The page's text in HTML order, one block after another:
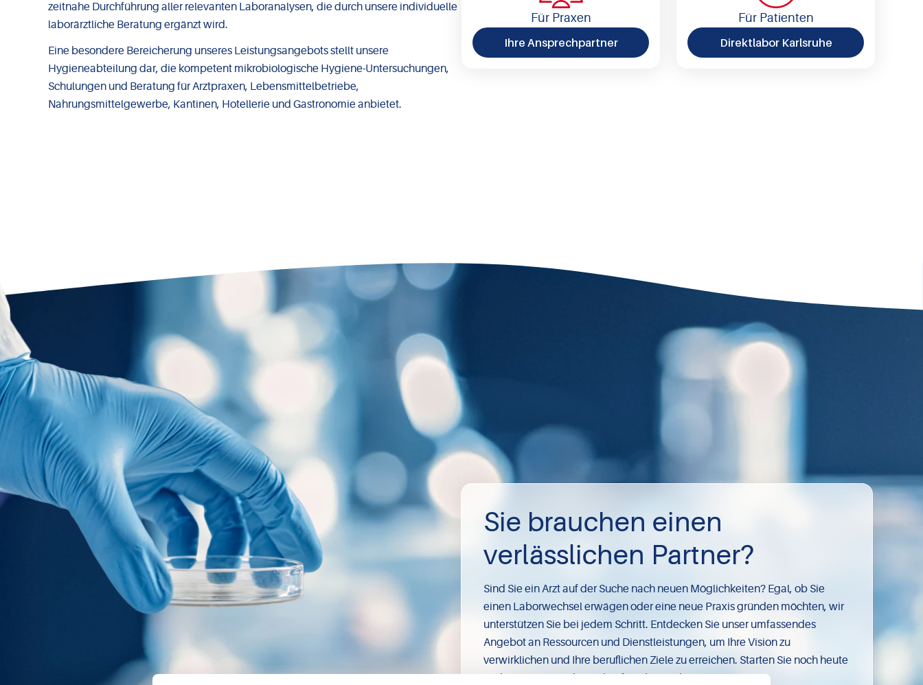
zeitnahe Durchführung aller relevanten Laboranalysen, die durch unsere individuelle
laborärztliche Beratung ergänzt wird.
Eine besondere Bereicherung unseres Leistungsangebots stellt unsere
Hygieneabteilung dar, die kompetent mikrobiologische Hygiene-Untersuchungen,
Schulungen und Beratung für Arztpraxen, Lebensmittelbetriebe,
Nahrungsmittelgewerbe, Kantinen, Hotellerie und Gastronomie anbietet.
Für Praxen
Ihre Ansprechpartner
Für Patienten
Direktlabor Karlsruhe
Sie brauchen einen
verlässlichen Partner?
Sind Sie ein Arzt auf der Suche nach neuen Möglichkeiten? Egal, ob Sie
einen Laborwechsel erwägen oder eine neue Praxis gründen möchten, wir
unterstützen Sie bei jedem Schritt. Entdecken Sie unser umfassendes
Angebot an Ressourcen und Dienstleistungen, um Ihre Vision zu
verwirklichen und Ihre beruflichen Ziele zu erreichen. Starten Sie noch heute
und gestalten Sie Ihre Zukunft in der Medizin!